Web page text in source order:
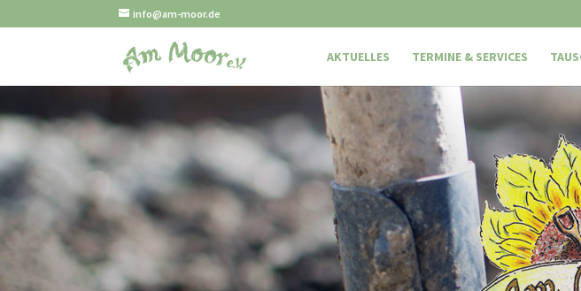
info@am-moor.de
AKTUELLES TERMINE & SERVICES